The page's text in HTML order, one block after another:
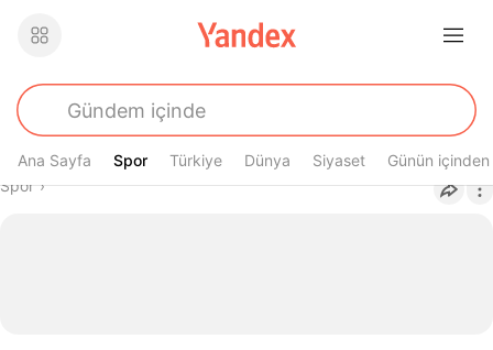
Ana Sayfa Spor
Spor Türkiye Dünya Siyaset Günün içinden
Buradasın
Spor›